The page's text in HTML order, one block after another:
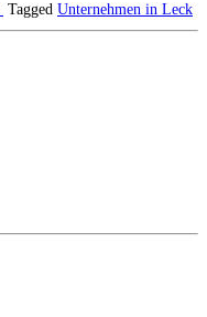
Tagged Unternehmen in Leck